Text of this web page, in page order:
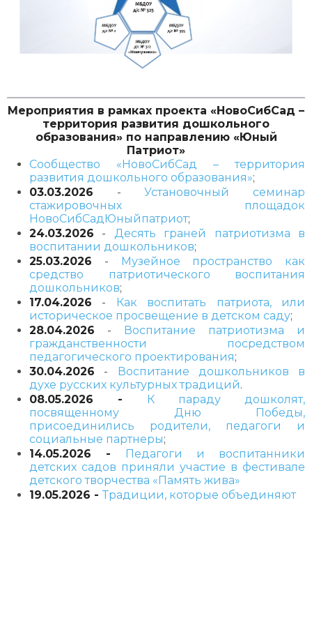
Мероприятия в рамках проекта «НовоСибСад –
территория развития дошкольного
образования» по направлению «Юный
Патриот»
Сообщество «НовоСибСад – территория
развития дошкольного образования»;
03.03.2026 -Установочный семинар
стажировочных площадок
НовоСибСадЮныйпатриот;
24.03.2026 -
Десять граней патриотизма в
воспитании дошкольников;
25.03.2026 - Музейное пространство как
средство патриотического воспитания
дошкольников;
17.04.2026 - Как воспитать патриота, или
историческое просвещение в детском саду;
28.04.2026 - Воспитание патриотизма и
гражданственности посредством
педагогического проектирования;
30.04.2026 - Воспитание дошкольников в
духе русских культурных традиций.
08.05.2026 - К параду дошколят,
посвященному Дню Победы,
присоединились родители, педагоги и
социальные партнеры;
14.05.2026 - Педагоги и воспитанники
детских садов приняли участие в фестивале
детского творчества «Память жива»
19.05.2026 - Традиции, которые объединяют